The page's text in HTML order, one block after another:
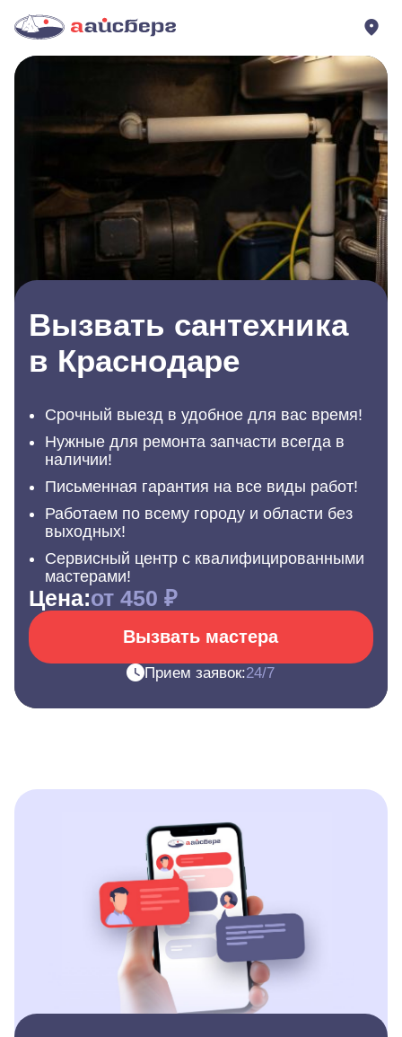
Вызвать сантехника
в Краснодаре
Срочный выезд в удобное для вас время!
Нужные для ремонта запчасти всегда в
наличии!
Письменная гарантия на все виды работ!
Работаем по всему городу и области без
выходных!
Сервисный центр с квалифицированными
мастерами!
Цена:от 450 ₽
Вызвать мастера
Прием заявок:24/7